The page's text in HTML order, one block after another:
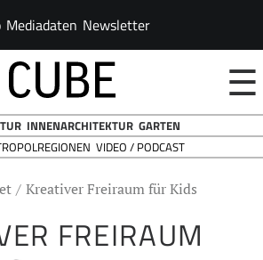
Mediadaten Newsletter
☰
INNENARCHITEKTUR GARTEN
VIDEO / PODCAST
Kreativer Freiraum für Kids
FREIRAUM